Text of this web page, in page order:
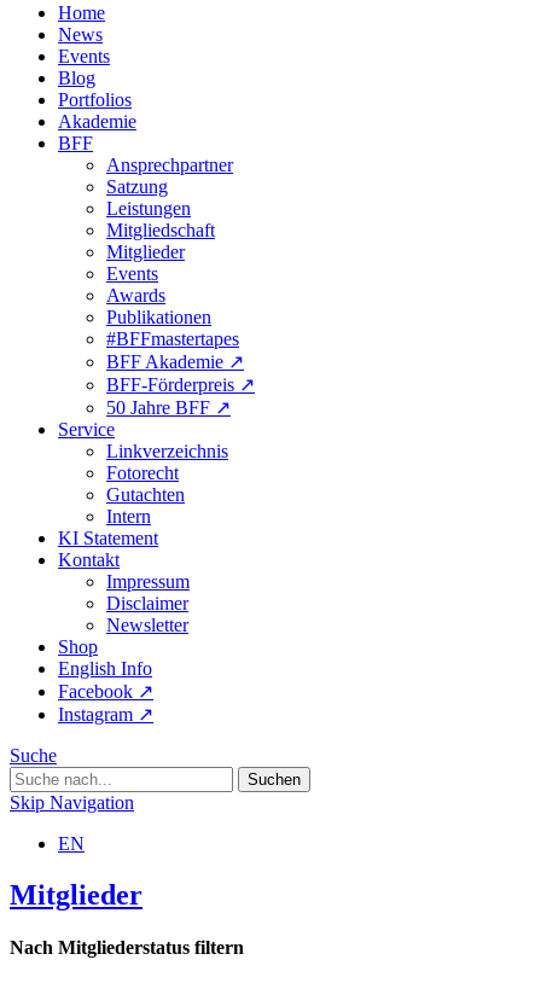
Home
News
Events
Blog
Portfolios
Akademie
BFF
Ansprechpartner
Satzung
Leistungen
Mitgliedschaft
Mitglieder
Events
Awards
Publikationen
#BFFmastertapes
BFF Akademie ↗︎
BFF-Förderpreis ↗︎
50 Jahre BFF ↗︎
Service
Linkverzeichnis
Fotorecht
Gutachten
Intern
KI Statement
Kontakt
Impressum
Disclaimer
Newsletter
Shop
English Info
Facebook ↗︎
Instagram ↗︎
Suche
Skip Navigation
EN
Mitglieder
Nach Mitgliederstatus filtern